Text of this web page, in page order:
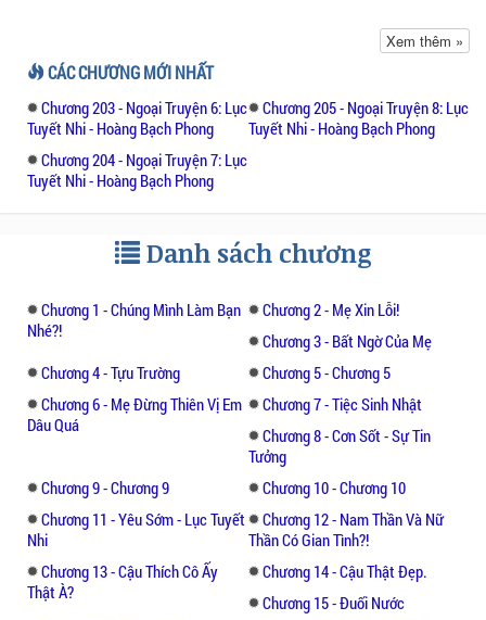
"Cho cậu, nhận rồi thì đừng khóc nữa nhé!"
Hàn Tiểu Tịch, nhận lấy, tay đưa lên mặt lau
hết nước mắt đi, trong mắt ánh lên một tia
sáng, miệng cô bất giác cười tươi. Thấy vậy,
cậu bé kia liền nói: "Cái này là ban nãy được
tặng kèm, mình không thích ăn nên mới
"Cảm ơn cậu. À, mình là Hàn Tiểu Tịch,
mình 3 tuổi, còn cậu?"
"Mình tên Hạ Thiên Vũ, 3 tuổi, mình mới
chuyển đến đây, mong được giúp đỡ!"
"Hạ Thiên Vũ! CHúng mình làm bạn nhé?"
"Mình cũng đang có ý này, mà cậu có thể gọi
mình là Thiên Vũ. Mình có thể gọi cậu là
Tiểu Tịch được không?"
"Tất nhiên là được rồi hihi"
Xem thêm »
CÁC CHƯƠNG MỚI NHẤT
Chương 203 - Ngoại Truyện 6: Lục
Tuyết Nhi - Hoàng Bạch Phong
Chương 205 - Ngoại Truyện 8: Lục
Tuyết Nhi - Hoàng Bạch Phong
Chương 204 - Ngoại Truyện 7: Lục
Tuyết Nhi - Hoàng Bạch Phong
Danh sách chương
Chương 1 - Chúng Mình Làm Bạn
Nhé?!
Chương 2 - Mẹ Xin Lỗi!
Chương 3 - Bất Ngờ Của Mẹ
Chương 4 - Tựu Trường
Chương 5 - Chương 5
Chương 6 - Mẹ Đừng Thiên Vị Em
Dâu Quá
Chương 7 - Tiệc Sinh Nhật
Chương 8 - Cơn Sốt - Sự Tin
Tưởng
Chương 9 - Chương 9
Chương 10 - Chương 10
Chương 11 - Yêu Sớm - Lục Tuyết
Nhi
Chương 12 - Nam Thần Và Nữ
Thần Có Gian Tình?!
Chương 13 - Cậu Thích Cô Ấy
Thật À?
Chương 14 - Cậu Thật Đẹp.
Chương 15 - Đuối Nước